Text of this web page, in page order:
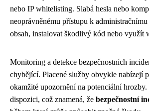
nebo IP whitelisting. Slabá hesla nebo
neoprávněnému přístupu k
obsah, instalovat škodlivý kód nebo využít
Monitoring a detekce bezpečnostních
chybějící. Placené služby obvykle nabízejí
okamžité upozornění na potenciální
dispozici, což znamená, že bezpečnostní